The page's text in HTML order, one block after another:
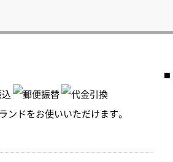
ンドをお使いいただけます。